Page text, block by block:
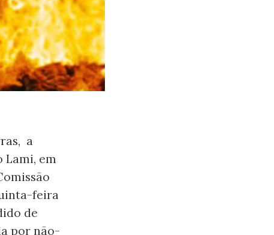
a
Lami, em
feira
de
por não-